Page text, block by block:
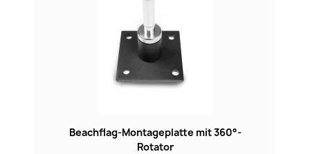
Beachflag-Montageplatte mit 360°-
Rotator